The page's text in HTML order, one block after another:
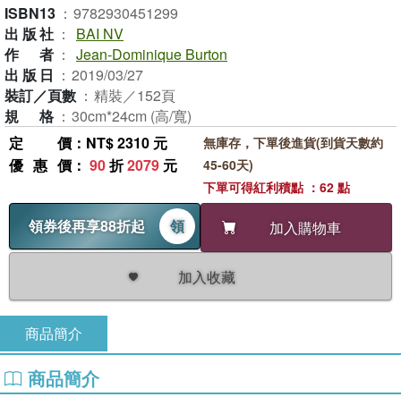
ISBN13 ： 9782930451299
出版社 ：
BAI NV
作者 ： Jean-Dominique Burton
出版日 ： 2019/03/27
裝訂／頁數 ： 精裝／152頁
規格 ： 30cm*24cm (高/寬)
定價 ：NT$ 2310 元
優惠價 ： 90折2079 元
領券後再享88折起 領 加入購物車
加入收藏
無庫存，下單後進貨(到貨天數約
45-60天)
下單可得紅利積點 ：62 點
商品簡介
商品簡介